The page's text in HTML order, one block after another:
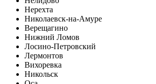
Нерехта
Николаевск-на-Амуре
Верещагино
Нижний Ломов
Лосино-Петровский
Лермонтов
Вихоревка
Никольск